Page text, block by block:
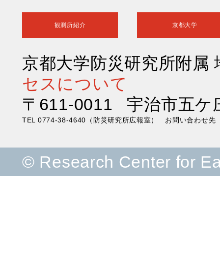
観測所紹介 京都大学
京都大学防災研究所附
セスについて
〒611-0011 宇治市五ケ
TEL 0774-38-4640（防災研究所広報室） お問い合わせ先
© Research Center for